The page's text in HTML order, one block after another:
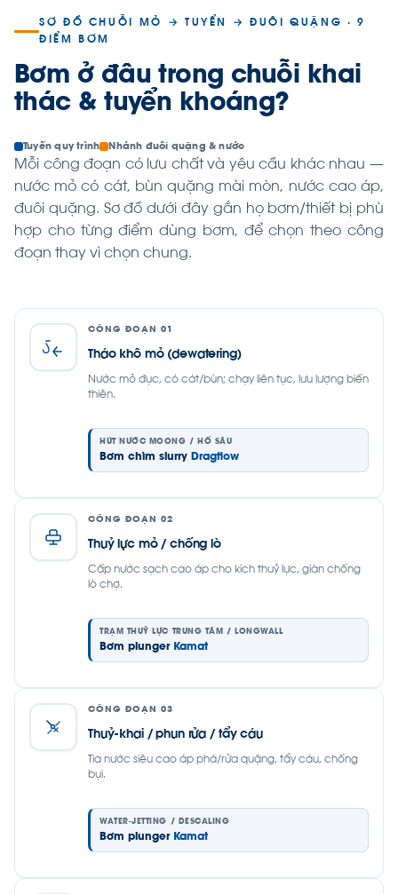
SƠ ĐỒ CHUỖI MỎ → TUYỂN → ĐUÔI QUẶNG · 9
ĐIỂM BƠM
Bơm ở đâu trong chuỗi khai
thác & tuyển khoáng?
Tuyến quy trình Nhánh đuôi quặng & nước
Mỗi công đoạn có lưu chất và yêu cầu khác nhau —
nước mỏ có cát, bùn quặng mài mòn, nước cao áp,
đuôi quặng. Sơ đồ dưới đây gắn họ bơm/thiết bị phù
hợp cho từng điểm dùng bơm, để chọn theo công
đoạn thay vì chọn chung.
CÔNG ĐOẠN 01
Tháo khô mỏ (dewatering)
Nước mỏ đục, có cát/bùn; chạy liên tục, lưu lượng biến
thiên.
HÚT NƯỚC MOONG / HỐ SÂU
Bơm chìm slurry Dragflow
CÔNG ĐOẠN 02
Thuỷ lực mỏ / chống lò
Cấp nước sạch cao áp cho kích thuỷ lực, giàn chống
lò chợ.
TRẠM THUỶ LỰC TRUNG TÂM / LONGWALL
Bơm plunger Kamat
CÔNG ĐOẠN 03
Thuỷ-khai / phun rửa / tẩy cáu
Tia nước siêu cao áp phá/rửa quặng, tẩy cáu, chống
bụi.
WATER-JETTING / DESCALING
Bơm plunger Kamat